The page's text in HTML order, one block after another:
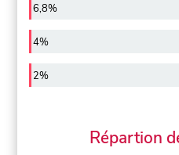
6,8%
4%
2%
Répartion